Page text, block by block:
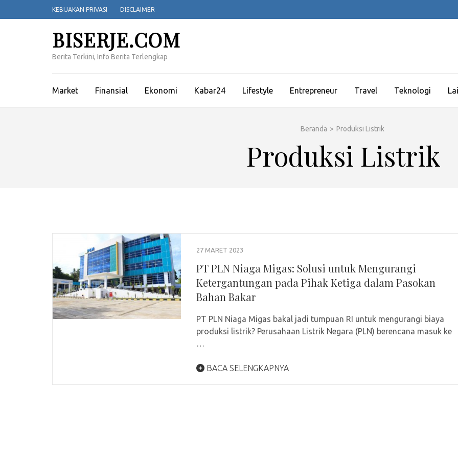
ke
KEBIJAKAN PRIVASI DISCLAIMER
BISERJE.COM
Berita Terkini, Info Berita Terlengkap
Market Finansial Ekonomi Kabar24 Lifestyle Entrepreneur Travel Teknologi
Beranda > Produksi Listrik
Produksi Listrik
27 MARET 2023
PT PLN Niaga Migas: Solusi untuk Mengurangi
Ketergantungan pada Pihak Ketiga dalam Pasokan
Bahan Bakar
PT PLN Niaga Migas bakal jadi tumpuan RI untuk mengurangi biaya
produksi listrik? Perusahaan Listrik Negara (PLN) berencana masuk ke
…
BACA SELENGKAPNYA